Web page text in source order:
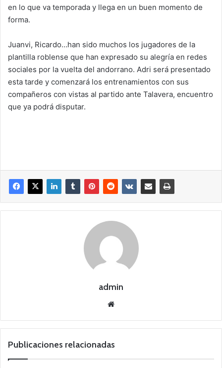
en lo que va temporada y llega en un buen momento de
forma.
Juanvi, Ricardo…han sido muchos los jugadores de la
plantilla roblense que han expresado su alegría en redes
sociales por la vuelta del andorrano. Adri será presentado
esta tarde y comenzará los entrenamientos con sus
compañeros con vistas al partido ante Talavera, encuentro
que ya podrá disputar.
admin
we
Publicaciones relacionadas